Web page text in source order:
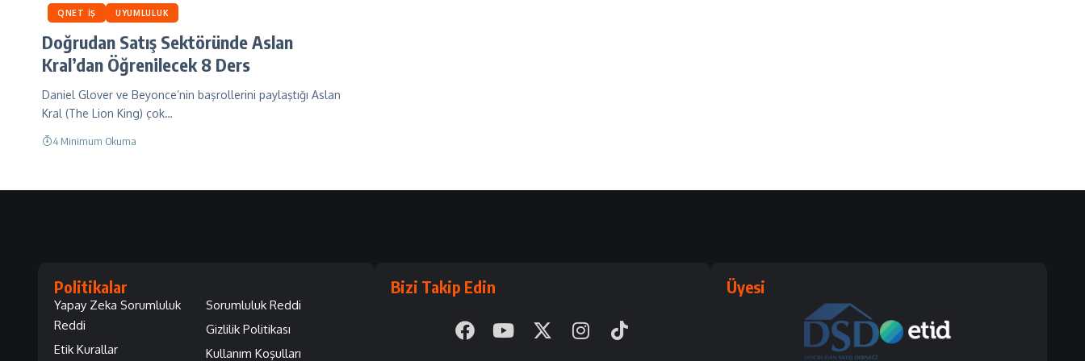
QNET İŞ UYUMLULUK
Doğrudan Satış Sektöründe Aslan
Kral’dan Öğrenilecek 8 Ders
Daniel Glover ve Beyonce’nin başrollerini paylaştığı Aslan
Kral (The Lion King) çok…
4 Minimum Okuma
Politikalar
Yapay Zeka Sorumluluk
Reddi
Etik Kurallar
Sorumluluk Reddi
Gizlilik Politikası
Kullanım Koşulları
Bizi Takip Edin Üyesi